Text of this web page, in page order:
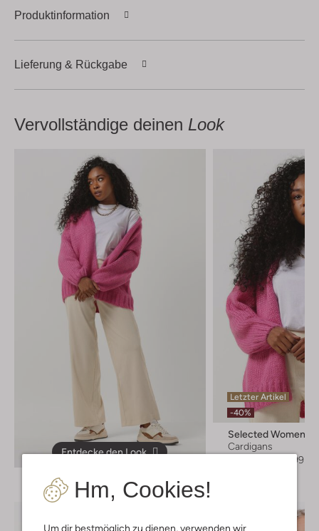
Hm, Cookies!
Um dir bestmöglich zu dienen, verwenden wir
Produktinformation
Lieferung & Rückgabe
Vervollständige deinen Look
Entdecke den Look
Letzter Artikel
-40%
Selected Women
Cardigans
€ 83,99